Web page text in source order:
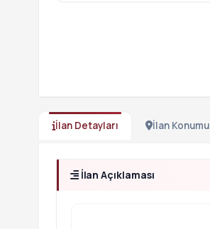
İlan Detayları İlan Konumu
İlan Açıklaması